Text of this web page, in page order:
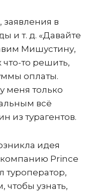
в
и т. д. «Давайте
Мишустину,
что-то решить,
оплаты.
меня только
всё
из турагентов.
идея
Prince
туроператор,
чтобы узнать,